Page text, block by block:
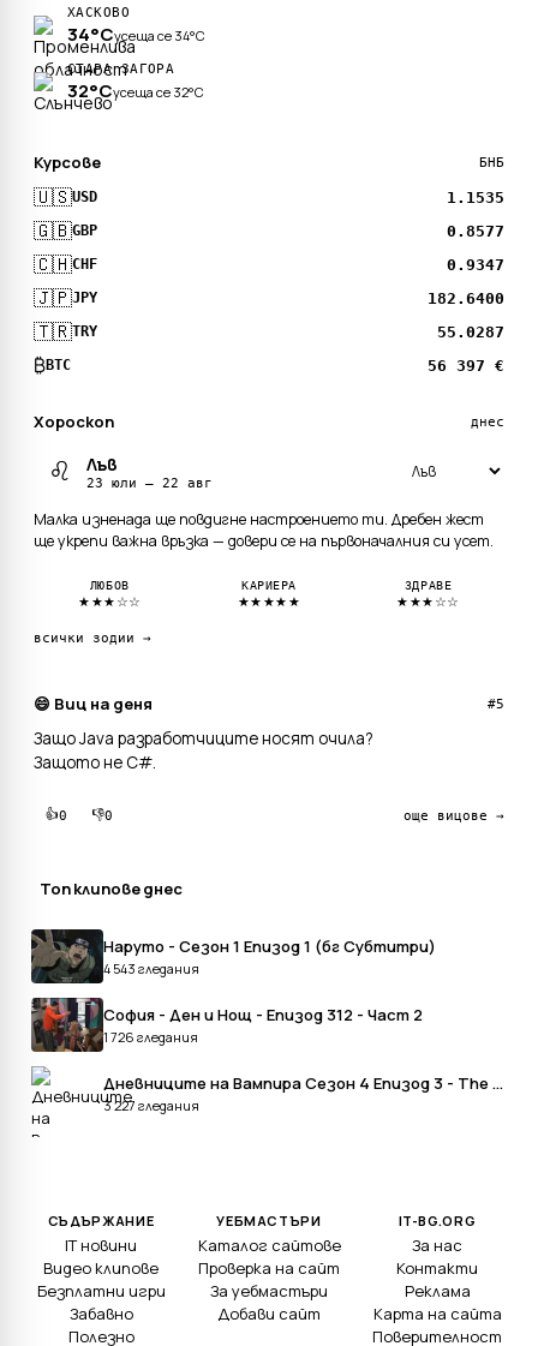
ХАСКОВО
34°Cусеща се 34°C
СТАРА ЗАГОРА
32°Cусеща се 32°C
Курсове БНБ
🇺🇸USD 1.1535
🇬🇧GBP 0.8577
🇨🇭CHF 0.9347
🇯🇵JPY 182.6400
🇹🇷TRY 55.0287
₿BTC 56 397 €
Хороскоп днес
♌ Лъв
23 юли — 22 авг
Малка изненада ще повдигне настроението ти. Дребен жест
ще укрепи важна връзка — довери се на първоначалния си усет.
ЛЮБОВ
★★★☆☆
КАРИЕРА
★★★★★
ЗДРАВЕ
★★★☆☆
всички зодии →
😄 Виц на деня #5
Защо Java разработчиците носят очила?
Защото не C#.
👍0 👎0 още вицове →
Топ клипове днес
Наруто - Сезон 1 Епизод 1 (бг Субтитри)
4 543 гледания
София - Ден и Нощ - Епизод 312 - Част 2
1 726 гледания
Дневниците на Вампира Сезон 4 Епизод 3 - The Vampire Diaries Season 4 Episode 3
3 227 гледания
СЪДЪРЖАНИЕ
IT новини
Видео клипове
Безплатни игри
Забавно
Полезно
УЕБМАСТЪРИ
Каталог сайтове
Проверка на сайт
За уебмастъри
Добави сайт
IT-BG.ORG
За нас
Контакти
Реклама
Карта на сайта
Поверителност